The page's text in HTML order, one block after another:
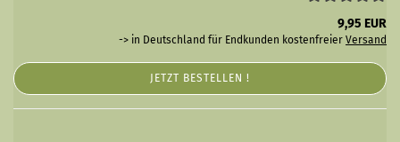
9,95 EUR
-> in Deutschland für Endkunden kostenfreier Versand
JETZT BESTELLEN !